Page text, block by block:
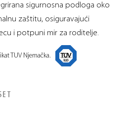
sigurnosna podloga oko
zaštitu, osiguravajući
i potpuni mir za roditelje.
TUV Njemačka.